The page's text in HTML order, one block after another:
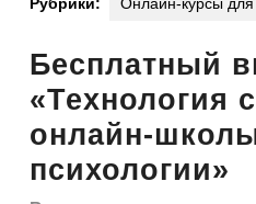
Рубрики: Онлайн-курсы для
Бесплатный
«Технология
онлайн-
психологии»